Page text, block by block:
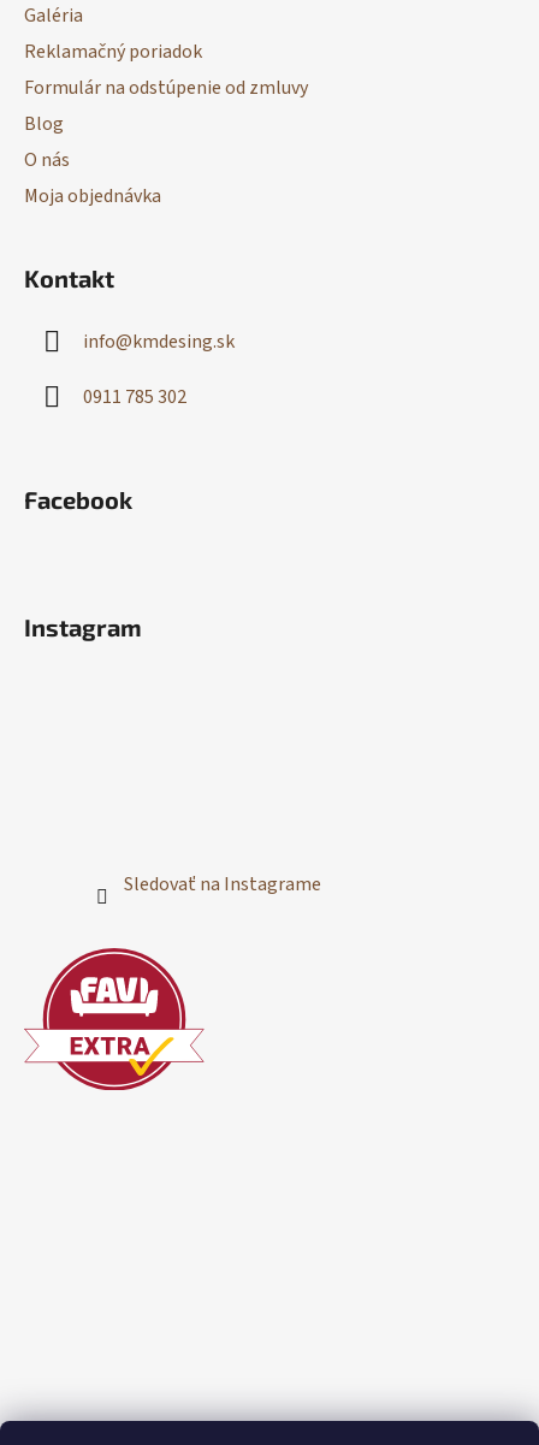
Galéria
Reklamačný poriadok
Formulár na odstúpenie od zmluvy
Blog
O nás
Moja objednávka
Kontakt
info@kmdesing.sk
0911 785 302
Facebook
Instagram
Sledovať na Instagrame